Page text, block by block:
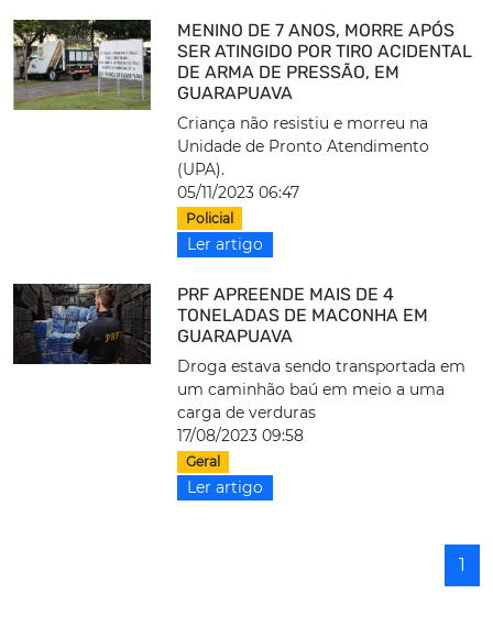
MENINO DE 7 ANOS, MORRE APÓS
SER ATINGIDO POR TIRO ACIDENTAL
DE ARMA DE PRESSÃO, EM
GUARAPUAVA
Criança não resistiu e morreu na
Unidade de Pronto Atendimento
(UPA).
05/11/2023 06:47
Policial
Ler artigo
PRF APREENDE MAIS DE 4
TONELADAS DE MACONHA EM
GUARAPUAVA
Droga estava sendo transportada em
um caminhão baú em meio a uma
carga de verduras
17/08/2023 09:58
Geral
Ler artigo
1